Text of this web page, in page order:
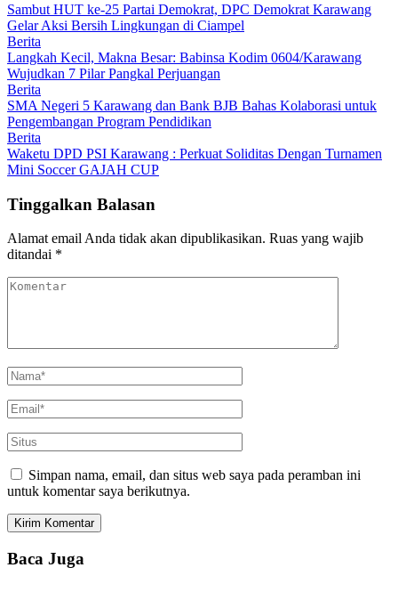
Sambut HUT ke-25 Partai Demokrat, DPC Demokrat Karawang
Gelar Aksi Bersih Lingkungan di Ciampel
Berita
Langkah Kecil, Makna Besar: Babinsa Kodim 0604/Karawang
Wujudkan 7 Pilar Pangkal Perjuangan
Berita
SMA Negeri 5 Karawang dan Bank BJB Bahas Kolaborasi untuk
Pengembangan Program Pendidikan
Berita
Waketu DPD PSI Karawang : Perkuat Soliditas Dengan Turnamen
Mini Soccer GAJAH CUP
Tinggalkan Balasan
Alamat email Anda tidak akan dipublikasikan. Ruas yang wajib
ditandai *
Simpan nama, email, dan situs web saya pada peramban ini
untuk komentar saya berikutnya.
Baca Juga